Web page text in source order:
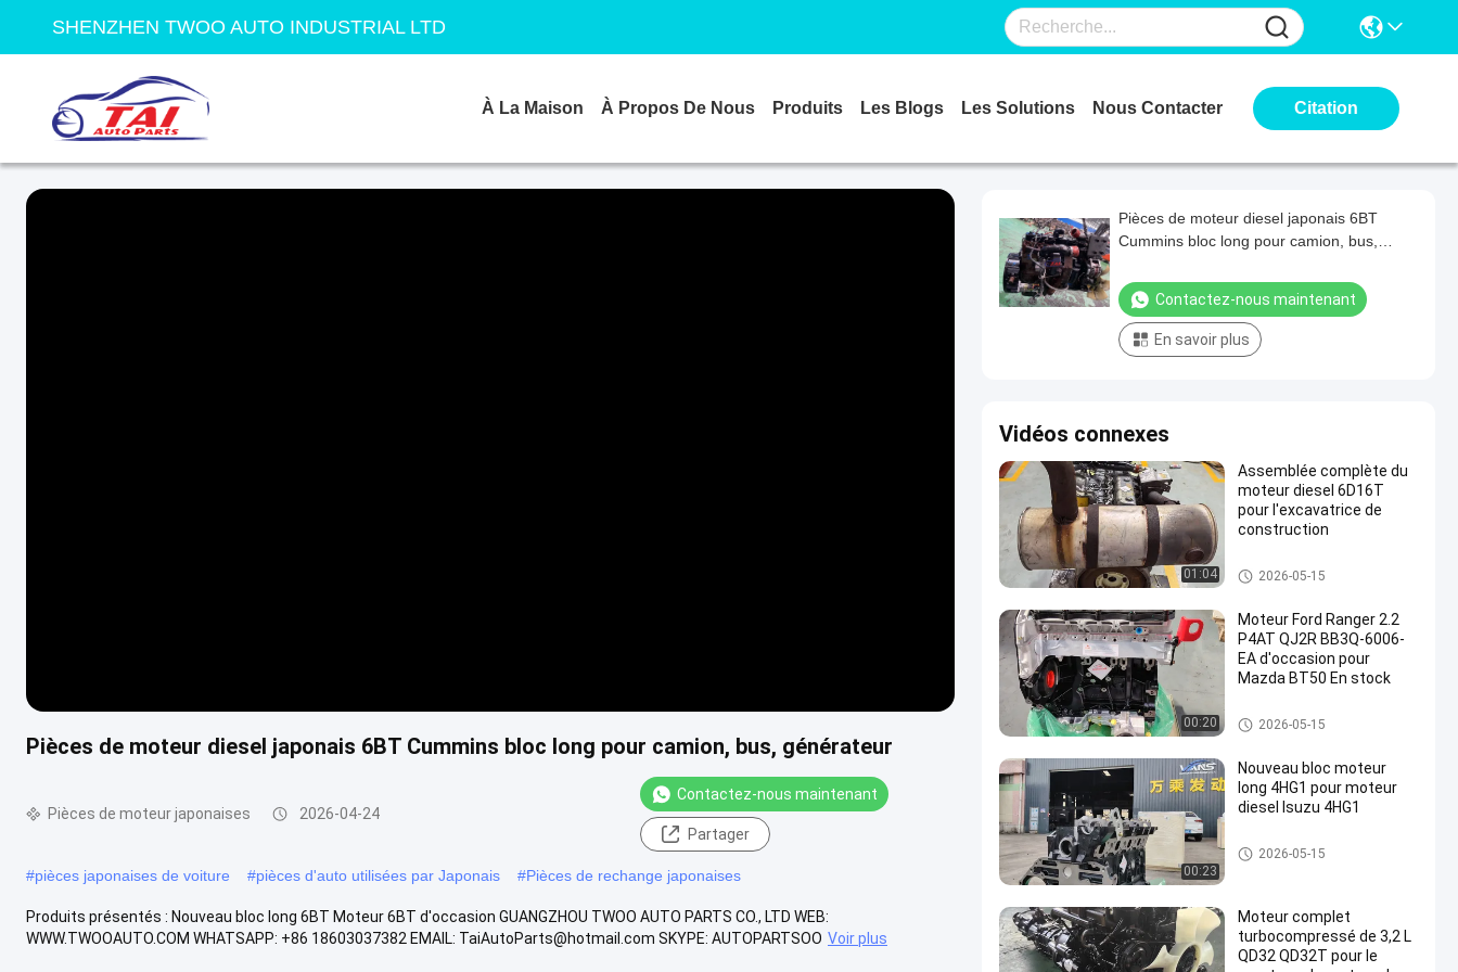
SHENZHEN TWOO AUTO INDUSTRIAL LTD
À La Maison À Propos De Nous Produits Les Blogs Les Solutions Nous Contacter Citation
Pièces de moteur diesel japonais 6BT Cummins bloc long pour camion, bus, générateur
Pièces de moteur japonaises 2026-04-24
Contactez-nous maintenant
Partager
#pièces japonaises de voiture #pièces d'auto utilisées par Japonais #Pièces de rechange japonaises
Produits présentés : Nouveau bloc long 6BT Moteur 6BT d'occasion GUANGZHOU TWOO AUTO PARTS CO., LTD WEB:
WWW.TWOOAUTO.COM WHATSAPP: +86 18603037382 EMAIL: TaiAutoParts@hotmail.com SKYPE: AUTOPARTSOO Voir plus
Pièces de moteur diesel japonais 6BT
Cummins bloc long pour camion, bus,
Contactez-nous maintenant
En savoir plus
Vidéos connexes
01:04
Assemblée complète du
moteur diesel 6D16T
pour l'excavatrice de
construction
Pièces de moteur japonaises
2026-05-15
00:20
Moteur Ford Ranger 2.2
P4AT QJ2R BB3Q-6006-
EA d'occasion pour
Mazda BT50 En stock
Pièces de moteur japonaises
2026-05-15
00:23
Nouveau bloc moteur
long 4HG1 pour moteur
diesel Isuzu 4HG1
Pièces de moteur japonaises
2026-05-15
Moteur complet
turbocompressé de 3,2 L
QD32 QD32T pour le